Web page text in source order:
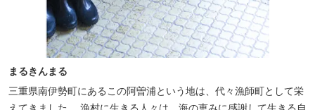
まるきんまる
三重県南伊勢町にあるこの阿曽浦という地は、代々漁師町として栄